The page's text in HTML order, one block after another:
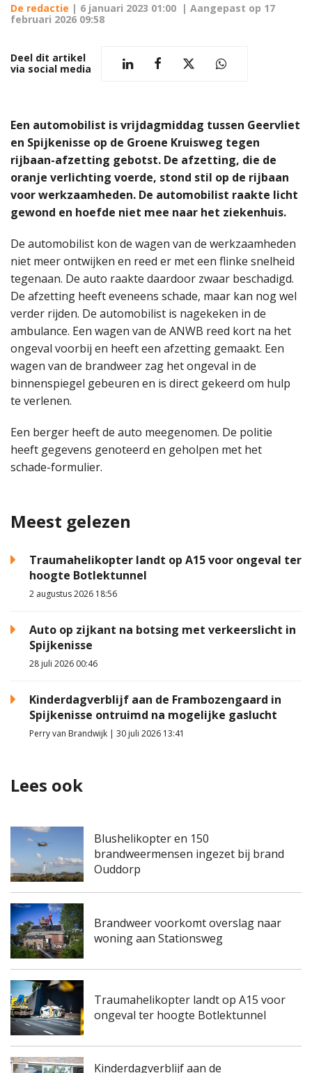
De redactie | 6 januari 2023 01:00 | Aangepast op 17
februari 2026 09:58
Deel dit artikel
via social media
Een automobilist is vrijdagmiddag tussen Geervliet
en Spijkenisse op de Groene Kruisweg tegen
rijbaan-afzetting gebotst. De afzetting, die de
oranje verlichting voerde, stond stil op de rijbaan
voor werkzaamheden. De automobilist raakte licht
gewond en hoefde niet mee naar het ziekenhuis.
De automobilist kon de wagen van de werkzaamheden
niet meer ontwijken en reed er met een flinke snelheid
tegenaan. De auto raakte daardoor zwaar beschadigd.
De afzetting heeft eveneens schade, maar kan nog wel
verder rijden. De automobilist is nagekeken in de
ambulance. Een wagen van de ANWB reed kort na het
ongeval voorbij en heeft een afzetting gemaakt. Een
wagen van de brandweer zag het ongeval in de
binnenspiegel gebeuren en is direct gekeerd om hulp
te verlenen.
Een berger heeft de auto meegenomen. De politie
heeft gegevens genoteerd en geholpen met het
schade-formulier.
Meest gelezen
Traumahelikopter landt op A15 voor ongeval ter
hoogte Botlektunnel
2 augustus 2026 18:56
Auto op zijkant na botsing met verkeerslicht in
Spijkenisse
28 juli 2026 00:46
Kinderdagverblijf aan de Frambozengaard in
Spijkenisse ontruimd na mogelijke gaslucht
Perry van Brandwijk | 30 juli 2026 13:41
Lees ook
Blushelikopter en 150
brandweermensen ingezet bij brand
Ouddorp
Brandweer voorkomt overslag naar
woning aan Stationsweg
Traumahelikopter landt op A15 voor
ongeval ter hoogte Botlektunnel
Kinderdagverblijf aan de